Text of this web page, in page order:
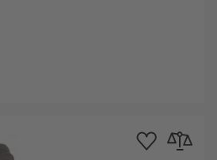
Ajouter à la liste
Ajouter au